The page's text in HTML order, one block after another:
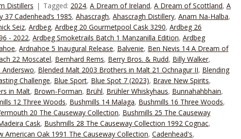
Distillers Tagged: 2024, A Dream of Ireland, A Dream of Scottland, A
37 Cadenhead‘s 1985, Ahascragh, Ahascragh Distillery, Anam Na-Halba,
Seiz, Ardbeg, Ardbeg 20 Gourmetpool Cask 3290, Ardbeg 26
- 2022, Ardbeg Smoketrails Batch 1 Manzanilla Edition, Ardbeg
, Ardnahoe 5 Inaugural Release, Balvenie, Ben Nevis 14 A Dream of
22 Moscatel, Bernhard Rems, Berry Bros. & Rudd, Billy Walker,
Anderswo, Blended Malt 2003 Brothers in Malt 21 Ochnagur II, Blending
Challenge, Blue Sport, Blue Spot 7 (2023), Brave New Spirits,
in Malt, Brown-Forman, Brühl, Brühler Whiskyhaus, Bunnahahbhain,
12 Three Woods, Bushmills 14 Malaga, Bushmills 16 Three Woods,
20 The Causeway Collection, Bushmills 25 The Causeway
Cask, Bushmills 28 The Causeway Collection 1992 Cognac,
American Oak 1991 The Causeway Collection, Cadenhead's,